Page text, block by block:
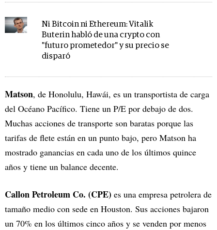
Ni Bitcoin ni Ethereum: Vitalik
Buterin habló de una crypto con
"futuro prometedor" y su precio se
disparó
Matson, de Honolulu, Hawái, es un transportista de carga
del Océano Pacífico. Tiene un P/E por debajo de dos.
Muchas acciones de transporte son baratas porque las
tarifas de flete están en un punto bajo, pero Matson ha
mostrado ganancias en cada uno de los últimos quince
años y tiene un balance decente.
Callon Petroleum Co. (CPE) es una empresa petrolera de
tamaño medio con sede en Houston. Sus acciones bajaron
un 70% en los últimos cinco años y se venden por menos